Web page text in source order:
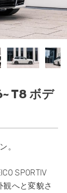
T8 ボデ
。
SPORTIV
へと変貌さ